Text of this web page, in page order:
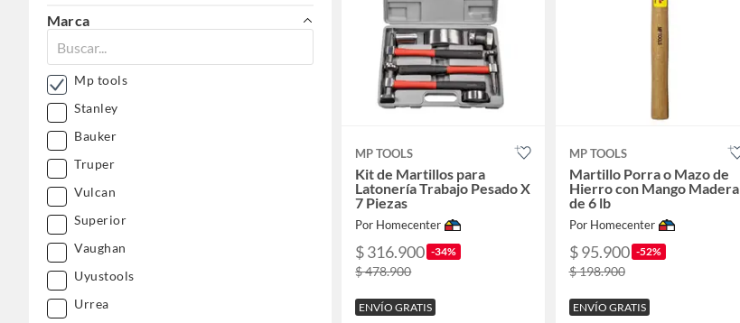
Marca
Mp tools
Stanley
Bauker
Truper
Vulcan
Superior
Vaughan
Uyustools
Urrea
MP TOOLS
Kit de Martillos para
Latonería Trabajo Pesado X
7 Piezas
Por Homecenter
$ 316.900 -34%
$ 478.900
ENVÍO GRATIS
MP TOOLS
Martillo Porra o Mazo de
Hierro con Mango Madera
de 6 lb
Por Homecenter
$ 95.900 -52%
$ 198.900
ENVÍO GRATIS